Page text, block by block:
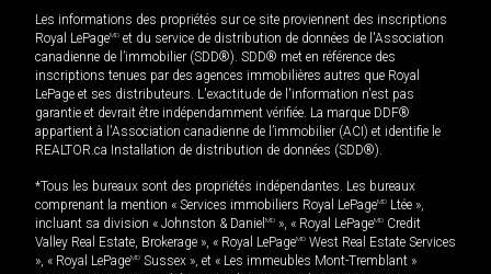
Les informations des propriétés sur ce site proviennent des inscriptions
Royal LePageMD et du service de distribution de données de l'Association
canadienne de l’immobilier (SDD®). SDD® met en référence des
inscriptions tenues par des agences immobilières autres que Royal
LePage et ses distributeurs. L'exactitude de l'information n'est pas
garantie et devrait être indépendamment vérifiée. La marque DDF®
appartient à l'Association canadienne de l’immobilier (ACI) et identifie le
REALTOR.ca Installation de distribution de données (SDD®).
*Tous les bureaux sont des propriétés indépendantes. Les bureaux
comprenant la mention « Services immobiliers Royal LePageMD Ltée »,
incluant sa division « Johnston & Daniel MD », « Royal LePageMD Credit
Valley Real Estate, Brokerage », « Royal LePageMD West Real Estate Services
», « Royal LePageMD Sussex », et « Les immeubles Mont-Tremblant »